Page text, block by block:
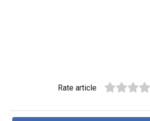
Rate article